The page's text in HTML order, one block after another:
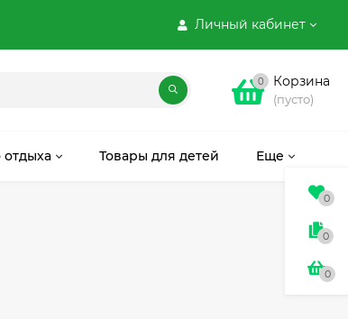
Личный кабинет
0 Корзина
(пусто)
отдыха Товары для детей Еще
0
0
0